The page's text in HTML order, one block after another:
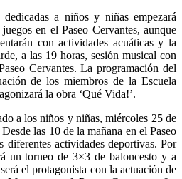
a niños y niñas empezará
en el Paseo Cervantes, aunque
con actividades acuáticas y la
a las 19 horas, sesión musical con
Cervantes. La programación del
de los miembros de la Escuela
la obra ‘Qué Vida!’.
a los niños y niñas, miércoles 25 de
las 10 de la mañana en el Paseo
diferentes actividades deportivas. Por
un torneo de 3×3 de baloncesto y a
el protagonista con la actuación de